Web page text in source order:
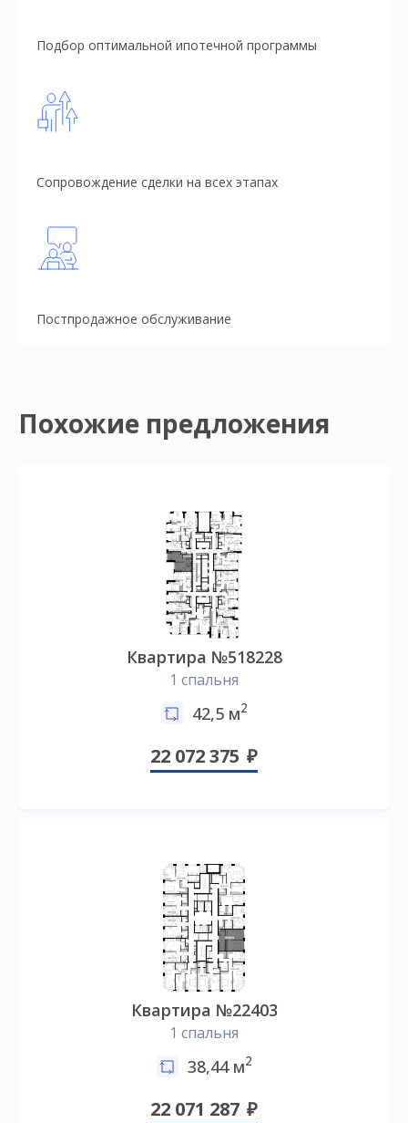
Подбор оптимальной ипотечной программы
Сопровождение сделки на всех этапах
Постпродажное обслуживание
Похожие предложения
Квартира №518228
1 спальня
42,5 м2
22 072 375
Квартира №22403
1 спальня
38,44 м2
22 071 287